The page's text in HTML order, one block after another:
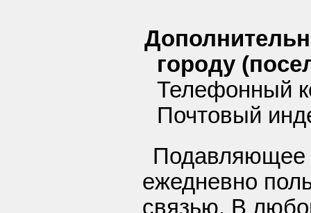
городу
Телефонный
Почтовый
Подавляющее
ежедневно
связью. В